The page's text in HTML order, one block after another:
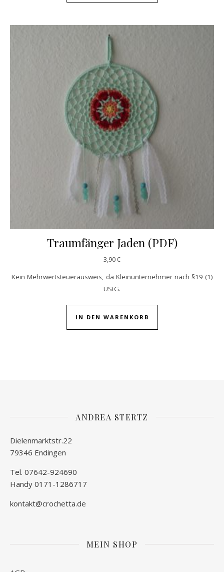
Traumfänger Jaden (PDF)
3,90€
Kein Mehrwertsteuerausweis, da Kleinunternehmer nach §19 (1)
UStG.
IN DEN WARENKORB
ANDREA STERTZ
Dielenmarktstr.22
79346 Endingen
Tel. 07642-924690
Handy 0171-1286717
kontakt@crochetta.de
MEIN SHOP